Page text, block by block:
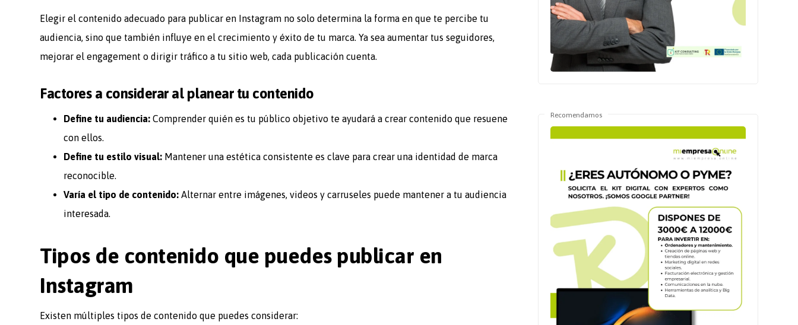
Elegir el contenido adecuado para publicar en Instagram no solo determina la forma en que te percibe tu
audiencia, sino que también influye en el crecimiento y éxito de tu marca. Ya sea aumentar tus seguidores,
mejorar el engagement o dirigir tráfico a tu sitio web, cada publicación cuenta.
Factores a considerar al planear tu contenido
Define tu audiencia: Comprender quién es tu público objetivo te ayudará a crear contenido que resuene
con ellos.
Define tu estilo visual: Mantener una estética consistente es clave para crear una identidad de marca
reconocible.
Varía el tipo de contenido: Alternar entre imágenes, videos y carruseles puede mantener a tu audiencia
interesada.
Tipos de contenido que puedes publicar en
Instagram
Existen múltiples tipos de contenido que puedes considerar:
Recomendamos